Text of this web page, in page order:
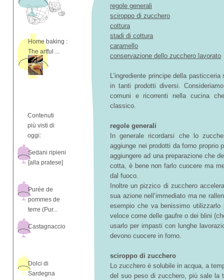
Home baking :
The artful ...
Contenuti
più visti di
oggi:
Sedani ripieni
[alla pratese]
Purée de
pommes de
terre (Pur...
Castagnaccio
Dolci di
Sardegna
regole generali
sciroppo di zucchero
cottura
stadi di cottura
caramello
conservazione dello zucchero lavorato
L’ingrediente principe della
in tanti prodotti diversi.
comuni e ricorrenti nella cucina
classico.
regole generali
In generale ricordarsi che lo
aggiunge nei prodotti da forno proprio
aggiungere ad una preparazione che
cotta, è bene non farlo cuocere ma
dal fuoco.
Inoltre un pizzico di zucchero
sua azione nell’immediato ma ne
esempio che va benissimo utilizzarlo
veloce come delle gaufre o dei blini
usarlo per impasti con lunghe
devono cuocere in forno.
sciroppo di zucchero
Lo zucchero è solubile in acqua, a
del suo peso di zucchero, più sale la